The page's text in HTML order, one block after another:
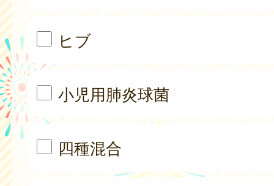
ヒブ
小児用肺炎球菌
四種混合